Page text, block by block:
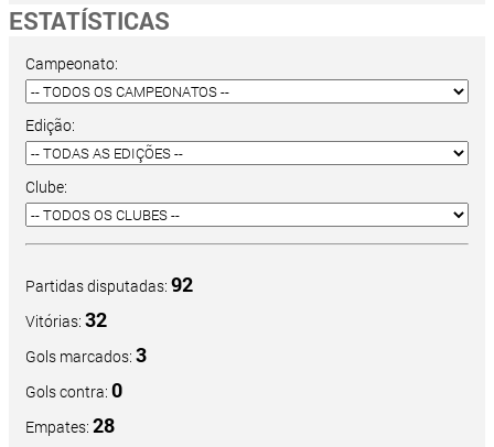
ESTATÍSTICAS
Campeonato:
Edição:
Clube:
Partidas disputadas: 92
Vitórias: 32
Gols marcados: 3
Gols contra: 0
Empates: 28